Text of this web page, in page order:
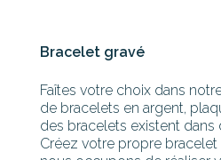
Bracelet gravé
Faîtes votre choix dans
de bracelets en argent,
des bracelets existent dans
Créez votre propre